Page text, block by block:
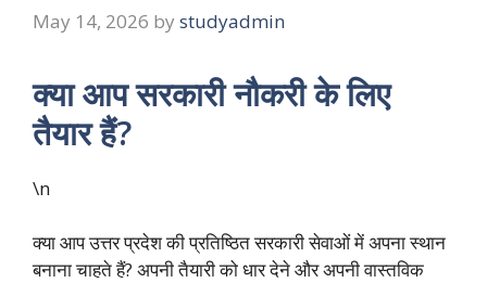
May 14, 2026 by studyadmin
क्या आप सरकारी नौकरी के लिए
तैयार हैं?
\n
क्या आप उत्तर प्रदेश की प्रतिष्ठित सरकारी सेवाओं में अपना स्थान
बनाना चाहते हैं? अपनी तैयारी को धार देने और अपनी वास्तविक